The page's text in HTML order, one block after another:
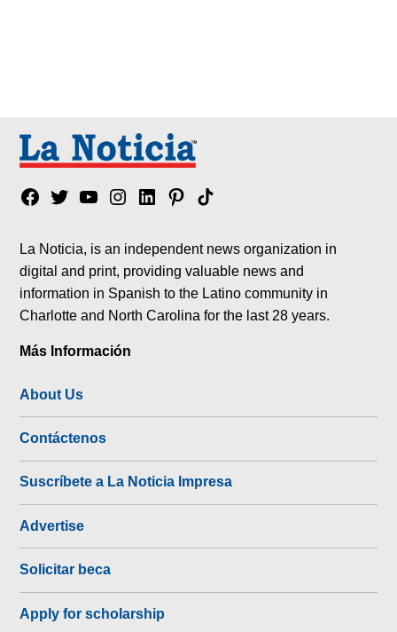
Facebook
TwitterYouTubeInstagram
LinkedinPinterest
Tik
La Noticia, is an independent news organization in
digital and print, providing valuable news and
information in Spanish to the Latino community in
Charlotte and North Carolina for the last 28 years.
Más Información
About Us
Contáctenos
Suscríbete a La Noticia Impresa
Advertise
Solicitar beca
Apply for scholarship